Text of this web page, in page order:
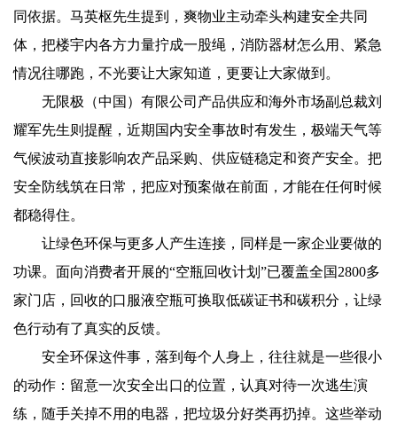
同依据。马英枢先生提到，爽物业主动牵头构建安全共同
体，把楼宇内各方力量拧成一股绳，消防器材怎么用、紧急
情况往哪跑，不光要让大家知道，更要让大家做到。
无限极（中国）有限公司产品供应和海外市场副总裁刘
耀军先生则提醒，近期国内安全事故时有发生，极端天气等
气候波动直接影响农产品采购、供应链稳定和资产安全。把
安全防线筑在日常，把应对预案做在前面，才能在任何时候
都稳得住。
让绿色环保与更多人产生连接，同样是一家企业要做的
功课。面向消费者开展的“空瓶回收计划”已覆盖全国2800多
家门店，回收的口服液空瓶可换取低碳证书和碳积分，让绿
色行动有了真实的反馈。
安全环保这件事，落到每个人身上，往往就是一些很小
的动作：留意一次安全出口的位置，认真对待一次逃生演
练，随手关掉不用的电器，把垃圾分好类再扔掉。这些举动